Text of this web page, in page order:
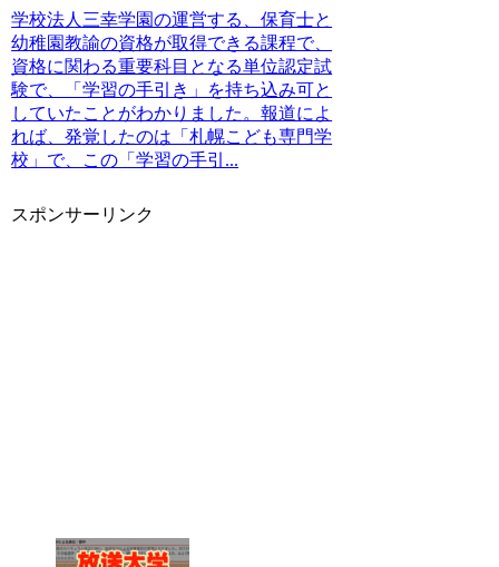
学校法人三幸学園の運営する、保育士と
幼稚園教諭の資格が取得できる課程で、
資格に関わる重要科目となる単位認定試
験で、「学習の手引き」を持ち込み可と
していたことがわかりました。報道によ
れば、発覚したのは「札幌こども専門学
校」で、この「学習の手引...
スポンサーリンク